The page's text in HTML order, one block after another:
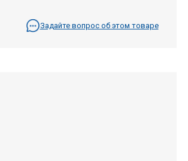
Задайте вопрос об этом товаре